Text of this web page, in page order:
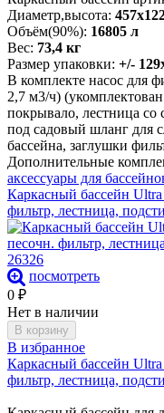
Диаметр,высота:
Объём(90%): 16805 л
Вес: 73,4 кг
Размер упаковки: +/-
В комплекте насос для
2,7 м3/ч)
покрывало, лестница
под садовый шланг для
бассейна, заглушки
Дополнительные
аксессуары для
Каркасный бассейн
фильтр, лестница,
посмотреть
0 ₽
Нет в наличии
В корзину
В избранное
Каркасный бассейн
фильтр, лестница,